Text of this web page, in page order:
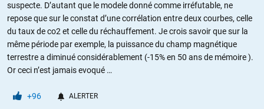
suspecte. D’autant que le modele donné comme irréfutable, ne
repose que sur le constat d’une corrélation entre deux courbes, celle
du taux de co2 et celle du réchauffement. Je crois savoir que sur la
même période par exemple, la puissance du champ magnétique
terrestre a diminué considérablement (-15% en 50 ans de mémoire ).
Or ceci n’est jamais evoqué …
+96 ALERTER